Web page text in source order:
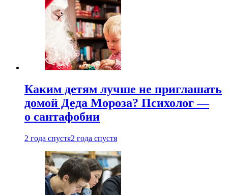
Каким детям лучше не приглашать
домой Деда Мороза? Психолог —
о сантафобии
2 года спустя2 года спустя